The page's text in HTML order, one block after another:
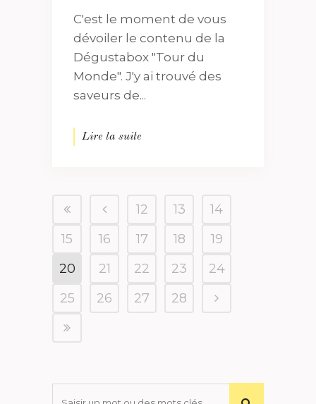
C'est le moment de vous
dévoiler le contenu de la
Dégustabox "Tour du
Monde". J'y ai trouvé des
saveurs de...
Lire la suite
12 13
14
15
16 17 18
19
20
21 22 23
24
25
26 27 28